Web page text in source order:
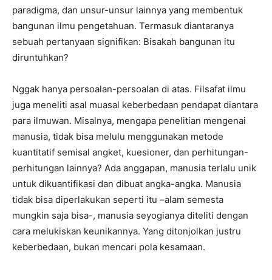
paradigma, dan unsur-unsur lainnya yang membentuk
bangunan ilmu pengetahuan. Termasuk diantaranya
sebuah pertanyaan signifikan: Bisakah bangunan itu
diruntuhkan?
Nggak hanya persoalan-persoalan di atas. Filsafat ilmu
juga meneliti asal muasal keberbedaan pendapat diantara
para ilmuwan. Misalnya, mengapa penelitian mengenai
manusia, tidak bisa melulu menggunakan metode
kuantitatif semisal angket, kuesioner, dan perhitungan-
perhitungan lainnya? Ada anggapan, manusia terlalu unik
untuk dikuantifikasi dan dibuat angka-angka. Manusia
tidak bisa diperlakukan seperti itu –alam semesta
mungkin saja bisa-, manusia seyogianya diteliti dengan
cara melukiskan keunikannya. Yang ditonjolkan justru
keberbedaan, bukan mencari pola kesamaan.